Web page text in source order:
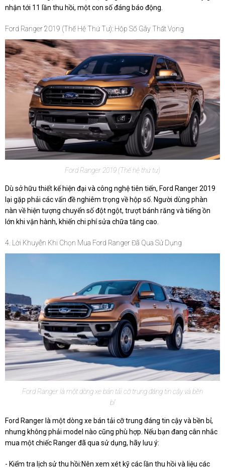
nhận tới 11 lần thu hồi, một con số đáng báo động.
Ford Ranger 2019 (Thế Hệ Thứ Tư): Hộp Số Gây Thất Vọng
Ford Ranger 2019 (Thế hệ thứ tư)
Dù sở hữu thiết kế hiện đại và công nghệ tiên tiến, Ford Ranger 2019
lại gặp phải các vấn đề nghiêm trọng về hộp số. Người dùng phàn
nàn về hiện tượng chuyển số đột ngột, trượt bánh răng và tiếng ồn
lớn khi vận hành, khiến chi phí sửa chữa tăng cao.
4. Lời Khuyên Khi Chọn Mua Ford Ranger Đã Qua Sử Dụng
Ford Ranger là một dòng xe bán tải cỡ trung đáng tin cậy và bền
bỉ
Ford Ranger là một dòng xe bán tải cỡ trung đáng tin cậy và bền bỉ,
nhưng không phải model nào cũng phù hợp. Nếu bạn đang cân nhắc
mua một chiếc Ranger đã qua sử dụng, hãy lưu ý:
- Kiểm tra lịch sử thu hồi:Nên xem xét kỹ các lần thu hồi và liệu các